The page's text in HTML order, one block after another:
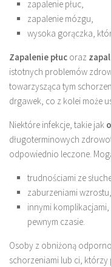
zapalenie płuc,
zapalenie mózgu,
wysoka gorączka,
Zapalenie płuc oraz
istotnych problemów
towarzysząca tym
drgawek, co z kolei może
Niektóre infekcje, takie jak
długoterminowych
odpowiednio leczone.
trudnościami ze
zaburzeniami wzrostu,
innymi
pewnym czasie.
Osoby z obniżoną
schorzeniami lub ci, którzy